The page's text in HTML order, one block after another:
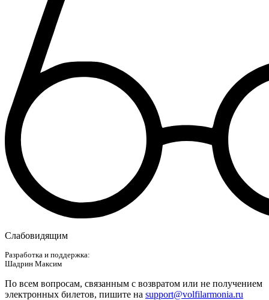
Слабовидящим
Разработка и поддержка:
Шадрин Максим
По всем вопросам, связанным с возвратом или не получением
электронных билетов, пишите на support@volfilarmonia.ru